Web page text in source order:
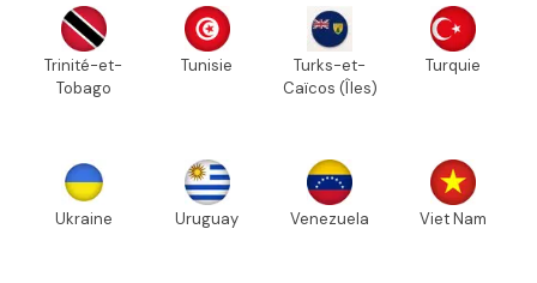
Trinité-et-
Tobago
Tunisie
Turks-et-
Caïcos (Îles)
Turquie
Ukraine Uruguay Venezuela Viet Nam